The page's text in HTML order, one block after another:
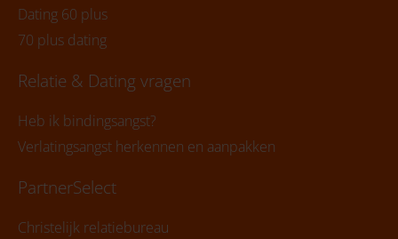
Dating 60 plus
70 plus dating
Relatie & Dating vragen
Heb ik bindingsangst?
Verlatingsangst herkennen en aanpakken
PartnerSelect
Christelijk relatiebureau